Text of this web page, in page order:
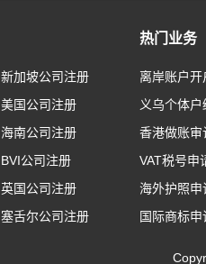
新加坡公司注册
美国公司注册
海南公司注册
BVI公司注册
英国公司注册
塞舌尔公司注册
热门业务
离岸账户开
义乌个体户
香港做账审
VAT税号申
海外护照申
国际商标申